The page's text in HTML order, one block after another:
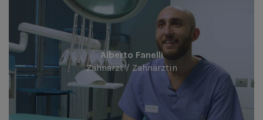
Alberto Fanelli
Zahnarzt / Zahnärztin